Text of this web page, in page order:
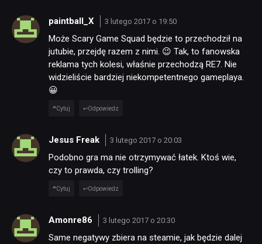
TECHNOLOGIE
DYSKUSJE
JUŻ GRALIŚMY
SKLEP
paintball_X 3 lutego 2017 o 19:50
Może Scary Game Squad będzie to przechodził na
jutubie, przejdę razem z nimi. 😉 Tak, to fanowska
reklama tych kolesi, właśnie przechodzą RE7. Nie
widzieliście bardziej niekompetentnego gameplaya.
😀
Cytuj Odpowiedz
Jesus Freak 3 lutego 2017 o 20:03
Podobno gra ma nie otrzymywać łatek. Ktoś wie,
czy to prawda, czy trolling?
Cytuj Odpowiedz
Amonre86 3 lutego 2017 o 20:30
Same negatywy zbiera na steamie, jak będzie dalej